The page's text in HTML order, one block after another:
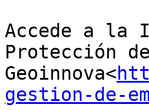
Accede a la
Protección
Geoinnova<
gestion-de-